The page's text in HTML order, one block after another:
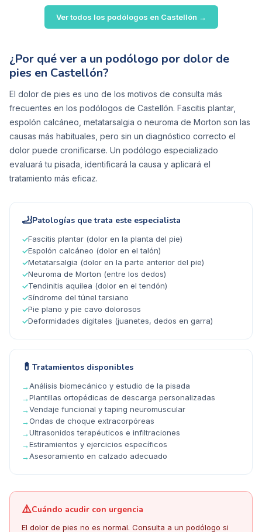
Ver todos los podólogos en Castellón →
¿Por qué ver a un podólogo por dolor de
pies en Castellón?
El dolor de pies es uno de los motivos de consulta más
frecuentes en los podólogos de Castellón. Fascitis plantar,
espolón calcáneo, metatarsalgia o neuroma de Morton son las
causas más habituales, pero sin un diagnóstico correcto el
dolor puede cronificarse. Un podólogo especializado
evaluará tu pisada, identificará la causa y aplicará el
tratamiento más eficaz.
🦶Patologías que trata este especialista
✓Fascitis plantar (dolor en la planta del pie)
✓Espolón calcáneo (dolor en el talón)
✓Metatarsalgia (dolor en la parte anterior del pie)
✓Neuroma de Morton (entre los dedos)
✓Tendinitis aquilea (dolor en el tendón)
✓Síndrome del túnel tarsiano
✓Pie plano y pie cavo dolorosos
✓Deformidades digitales (juanetes, dedos en garra)
💊 Tratamientos disponibles
→Análisis biomecánico y estudio de la pisada
→Plantillas ortopédicas de descarga personalizadas
→Vendaje funcional y taping neuromuscular
→Ondas de choque extracorpóreas
→Ultrasonidos terapéuticos e infiltraciones
→Estiramientos y ejercicios específicos
→Asesoramiento en calzado adecuado
⚠️Cuándo acudir con urgencia
El dolor de pies no es normal. Consulta a un podólogo si